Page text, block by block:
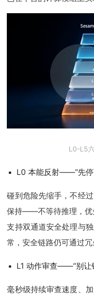
L0-L5
L0 本能反射——“先停
碰到危险先缩手，不经
保持——不等待推理，优
支持双通道安全处理与
常，安全链路仍可通过冗
L1 动作审查——“别让
毫秒级持续审查速度、